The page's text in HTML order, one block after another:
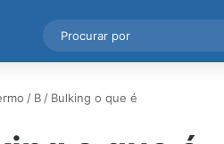
Instagram
Barra Lateral
/ B / Bulking o que é